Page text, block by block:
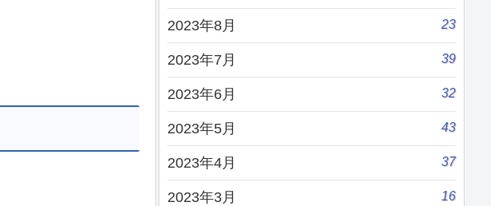
2023年8月 23
2023年7月 39
2023年6月 32
2023年5月 43
2023年4月 37
2023年3月 16